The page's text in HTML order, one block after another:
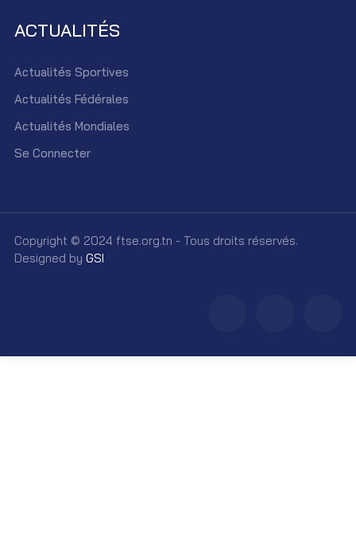
ACTUALITÉS
Actualités Sportives
Actualités Fédérales
Actualités Mondiales
Se Connecter
Copyright © 2024 ftse.org.tn - Tous droits réservés.
Designed by GSI